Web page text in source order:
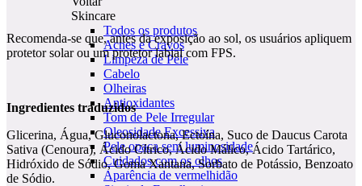
Skincare
Todos os produtos
Acnes e Cravos
Limpeza de Pele
Cabelo
Olheiras
Antioxidantes
Tom de Pele Irregular
Oleosidade Excessiva
Pele opaca sem luminosidade
Cuidados com os olhos
Aparência de vermelhidão
Recomenda-se que, antes da exposição ao sol, os usuários apliquem
protetor solar ou um protetor labial com FPS.
Ingredientes traduzidos
Glicerina, Água, Gluconolactona, Ectoína, Suco de Daucus Carota
Sativa (Cenoura), Ácido Cítrico, Ácido Málico, Ácido Tartárico,
Hidróxido de Sódio, Goma Xantana, Sorbato de Potássio, Benzoato
de Sódio.